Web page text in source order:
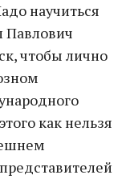
научиться
Павлович
чтобы лично
как нельзя